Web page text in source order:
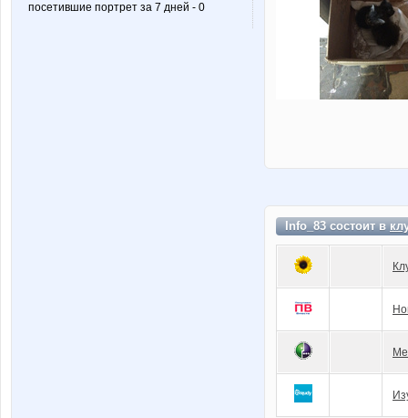
посетившие портрет за 7 дней - 0
Info_83 состоит в